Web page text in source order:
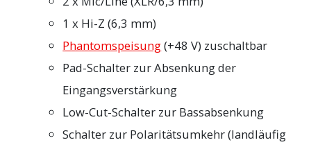
1 x Hi-Z (6,3 mm)
Phantomspeisung(+48 V) zuschaltbar
Pad-Schalter zur Absenkung der
Eingangsverstärkung
Low-Cut-Schalter zur Bassabsenkung
Schalter zur Polaritätsumkehr (landläufig